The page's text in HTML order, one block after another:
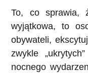
To, co sprawia,
wyjątkowa, to
obywateli,
zwykle
nocnego